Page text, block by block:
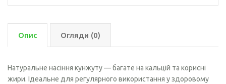
Опис Огляди (0)
Натуральне насіння кунжуту — багате на кальцій та корисні
жири. Ідеальне для регулярного використання у здоровому